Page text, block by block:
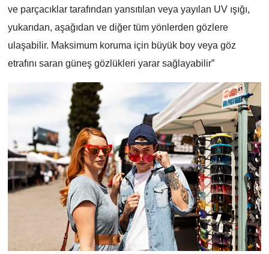
ve parçacıklar tarafından yansıtılan veya yayılan UV ışığı,
yukarıdan, aşağıdan ve diğer tüm yönlerden gözlere
ulaşabilir. Maksimum koruma için büyük boy veya göz
etrafını saran güneş gözlükleri yarar sağlayabilir”